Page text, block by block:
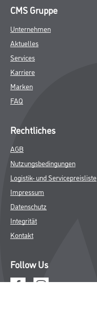
CMS Gruppe
Unternehmen
Aktuelles
Services
Karriere
Marken
FAQ
Rechtliches
AGB
Nutzungsbedingungen
Logistik- und Servicepreisliste
Impressum
Datenschutz
Integrität
Kontakt
Follow Us